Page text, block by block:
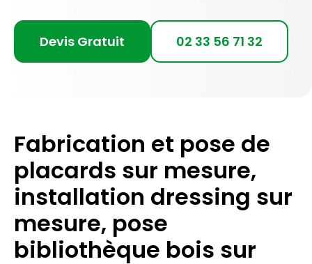
Devis Gratuit 02 33 56 71 32
Fabrication et pose de
placards sur mesure,
installation dressing sur
mesure, pose
bibliothèque bois sur